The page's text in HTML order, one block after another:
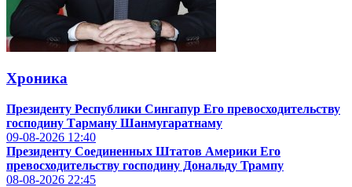
Хроника
Президенту Республики Сингапур Его превосходительству
господину Тарману Шанмугаратнаму
09-08-2026 12:40
Президенту Соединенных Штатов Америки Его
превосходительству господину Дональду Трампу
08-08-2026 22:45